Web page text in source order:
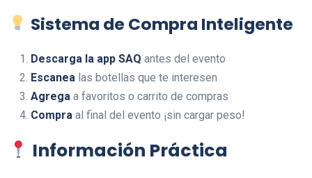
Sistema de Compra Inteligente
Descarga la app SAQ antes del evento
Escanea las botellas que te interesen
Agrega a favoritos o carrito de compras
Compra al final del evento ¡sin cargar peso!
Información Práctica